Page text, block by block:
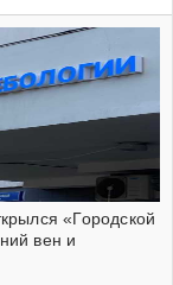
«Городской
вен и